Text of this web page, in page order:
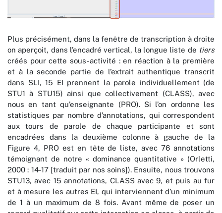
Plus précisément, dans la fenêtre de transcription à droite
on aperçoit, dans l’encadré vertical, la longue liste de tiers
créés pour cette sous-activité : en réaction à la première
et à la seconde partie de l’extrait authentique transcrit
dans SLI, 15 EI prennent la parole individuellement (de
STU1 à STU15) ainsi que collectivement (CLASS), avec
nous en tant qu’enseignante (PRO). Si l’on ordonne les
statistiques par nombre d’annotations, qui correspondent
aux tours de parole de chaque participante et sont
encadrées dans la deuxième colonne à gauche de la
Figure 4, PRO est en tête de liste, avec 76 annotations
témoignant de notre « dominance quantitative » (Orletti,
2000 : 14-17 [traduit par nos soins]). Ensuite, nous trouvons
STU13, avec 15 annotations, CLASS avec 9, et puis au fur
et à mesure les autres EI, qui interviennent d’un minimum
de 1 à un maximum de 8 fois. Avant même de poser un